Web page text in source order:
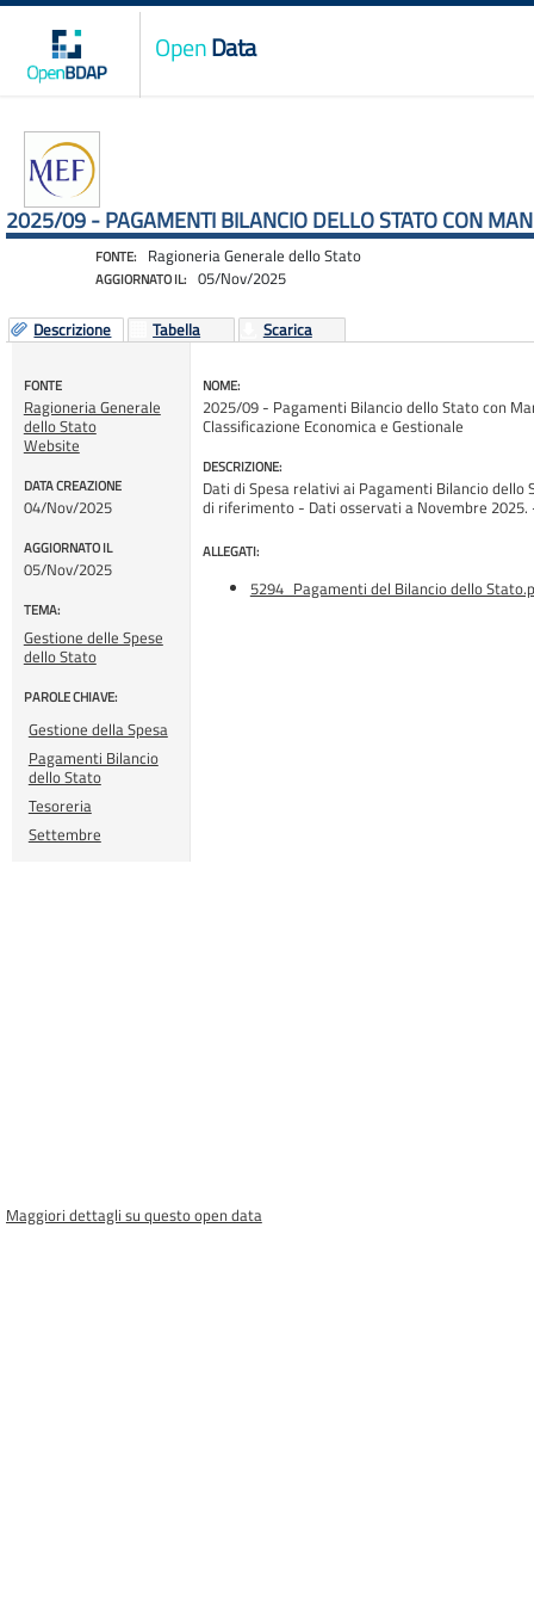
OpenData
2025/09 - PAGAMENTI BILANCIO DELLO STATO CON
FONTE: Ragioneria Generale dello Stato
AGGIORNATO IL: 05/Nov/2025
Descrizione Tabella Scarica
FONTE
Ragioneria Generale
dello Stato
Website
DATA CREAZIONE
04/Nov/2025
AGGIORNATO IL
05/Nov/2025
TEMA:
Gestione delle Spese
dello Stato
PAROLE CHIAVE:
Gestione della Spesa
Pagamenti Bilancio
dello Stato
Tesoreria
Settembre
NOME:
2025/09 - Pagamenti Bilancio dello Stato con
Classificazione Economica e Gestionale
DESCRIZIONE:
Dati di Spesa relativi ai Pagamenti Bilancio
di riferimento - Dati osservati a Novembre 2025.
ALLEGATI:
5294_Pagamenti del Bilancio dello
Maggiori dettagli su questo open data